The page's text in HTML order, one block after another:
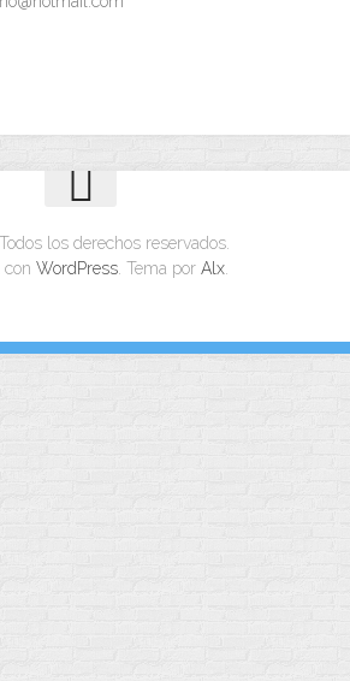
los derechos reservados.
con WordPress . Tema por Alx